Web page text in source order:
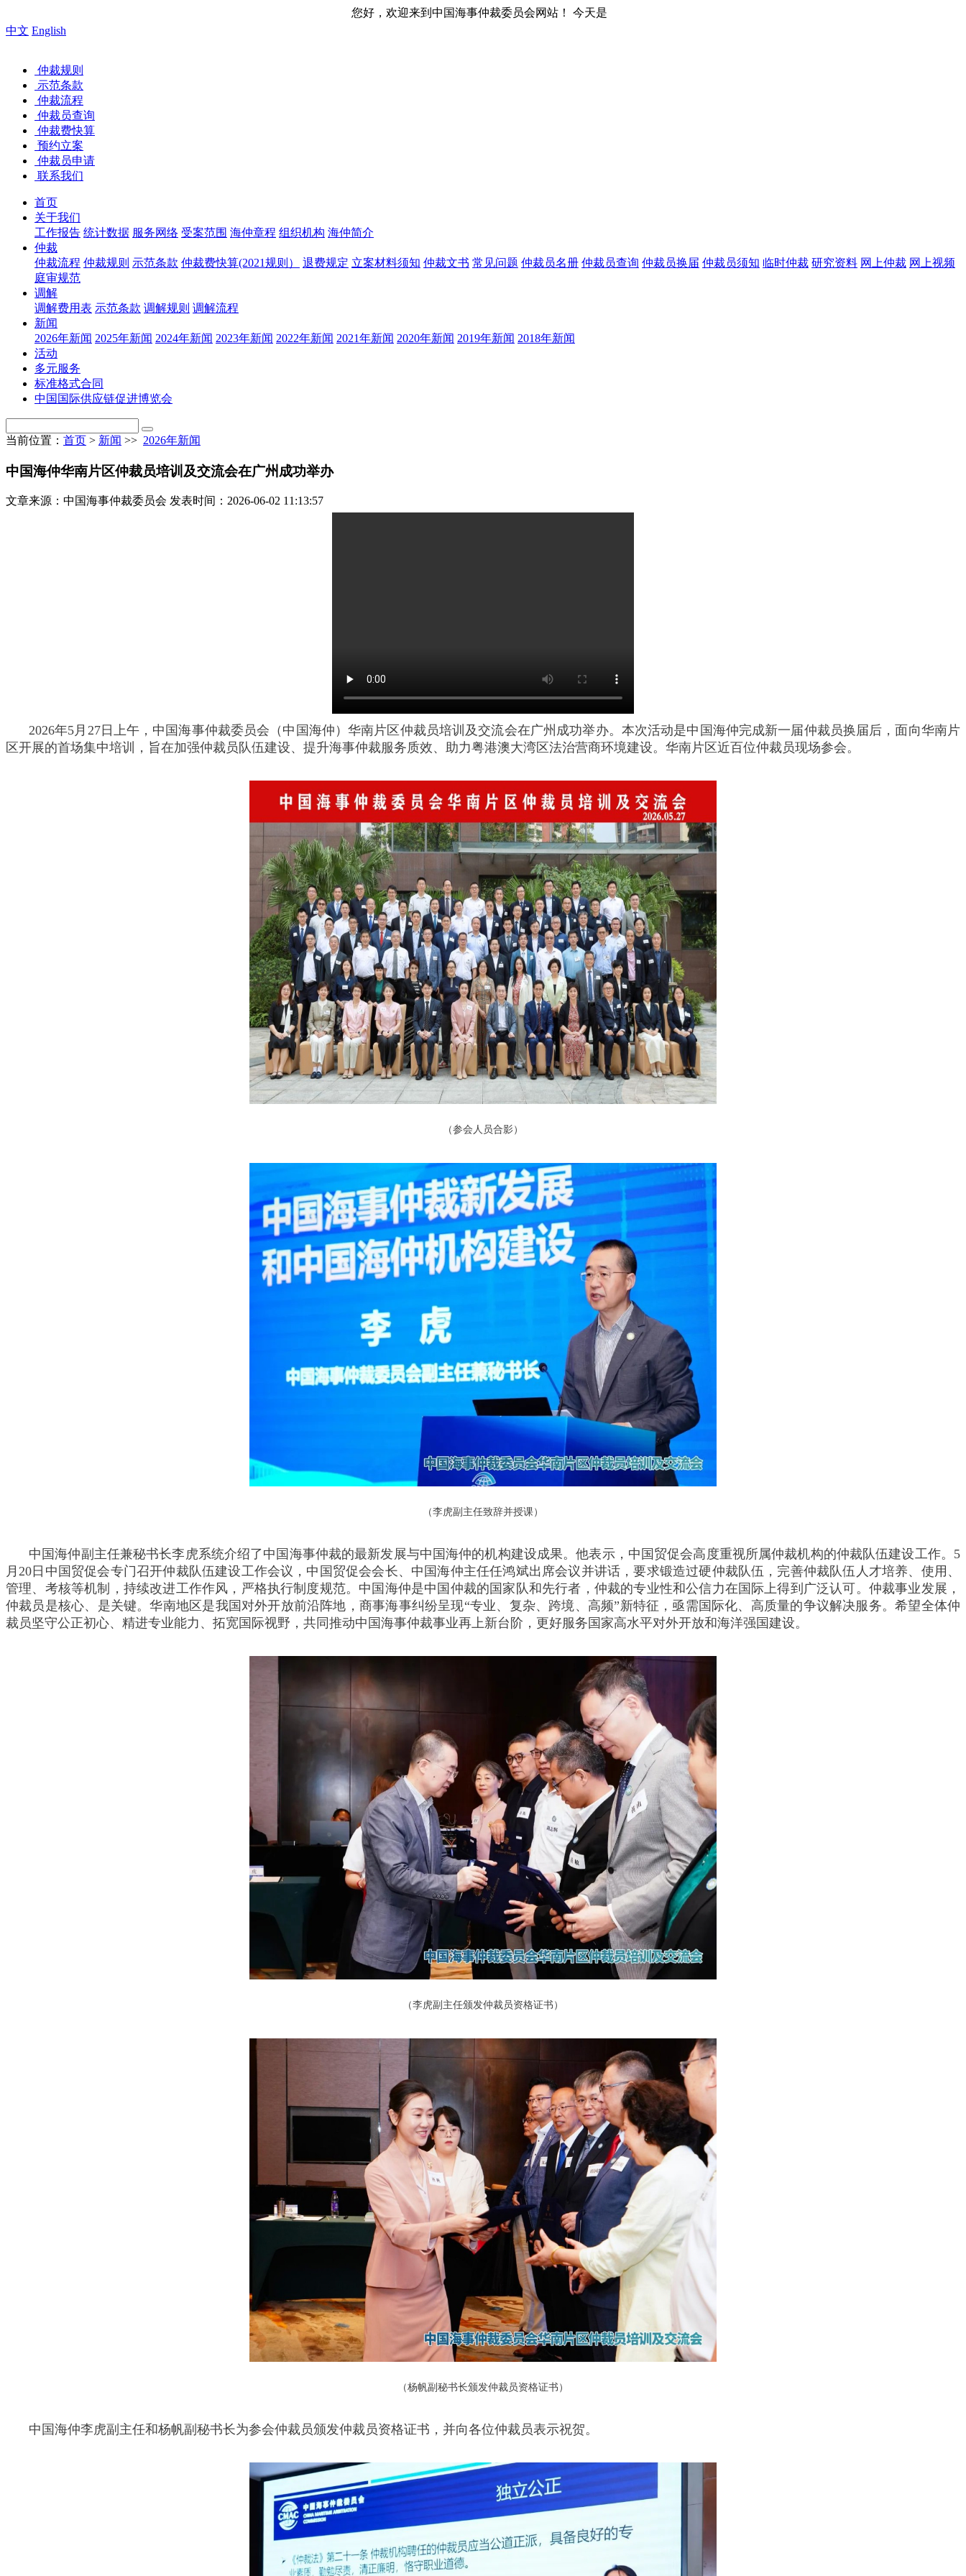
您好，欢迎来到中国海事仲裁委员会网站！ 今天是
中文 English
仲裁规则
示范条款
仲裁流程
仲裁员查询
仲裁费快算
预约立案
仲裁员申请
联系我们
首页
关于我们
工作报告 统计数据 服务网络 受案范围 海仲章程 组织机构 海仲简介
仲裁
仲裁流程 仲裁规则 示范条款 仲裁费快算(2021规则） 退费规定 立案材料须知 仲裁文书 常见问题 仲裁员名册 仲裁员查询 仲裁员换届 仲裁员须知 临时仲裁 研究资料 网上仲裁 网上视频
庭审规范
调解
调解费用表 示范条款 调解规则 调解流程
新闻
2026年新闻 2025年新闻 2024年新闻 2023年新闻 2022年新闻 2021年新闻 2020年新闻 2019年新闻 2018年新闻
活动
多元服务
标准格式合同
中国国际供应链促进博览会
当前位置： 首页 > 新闻 >> 2026年新闻
中国海仲华南片区仲裁员培训及交流会在广州成功举办
文章来源：中国海事仲裁委员会 发表时间：2026-06-02 11:13:57
2026年5月27日上午，中国海事仲裁委员会（中国海仲）华南片区仲裁员培训及交流会在广州成功举办。本次活动是中国海仲完成新一届仲裁员换届后，面向华南片
区开展的首场集中培训，旨在加强仲裁员队伍建设、提升海事仲裁服务质效、助力粤港澳大湾区法治营商环境建设。华南片区近百位仲裁员现场参会。
（参会人员合影）
（李虎副主任致辞并授课）
中国海仲副主任兼秘书长李虎系统介绍了中国海事仲裁的最新发展与中国海仲的机构建设成果。他表示，中国贸促会高度重视所属仲裁机构的仲裁队伍建设工作。5
月20日中国贸促会专门召开仲裁队伍建设工作会议，中国贸促会会长、中国海仲主任任鸿斌出席会议并讲话，要求锻造过硬仲裁队伍，完善仲裁队伍人才培养、使用、
管理、考核等机制，持续改进工作作风，严格执行制度规范。中国海仲是中国仲裁的国家队和先行者，仲裁的专业性和公信力在国际上得到广泛认可。仲裁事业发展，
仲裁员是核心、是关键。华南地区是我国对外开放前沿阵地，商事海事纠纷呈现“专业、复杂、跨境、高频”新特征，亟需国际化、高质量的争议解决服务。希望全体仲
裁员坚守公正初心、精进专业能力、拓宽国际视野，共同推动中国海事仲裁事业再上新台阶，更好服务国家高水平对外开放和海洋强国建设。
（李虎副主任颁发仲裁员资格证书）
（杨帆副秘书长颁发仲裁员资格证书）
中国海仲李虎副主任和杨帆副秘书长为参会仲裁员颁发仲裁员资格证书，并向各位仲裁员表示祝贺。